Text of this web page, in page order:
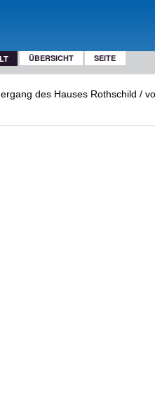
ÜBERSICHT SEITE
des Hauses Rothschild /